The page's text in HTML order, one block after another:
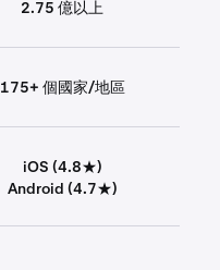
2.75 億以上
175+ 個國家/地區
iOS (4.8★)
Android (4.7★)